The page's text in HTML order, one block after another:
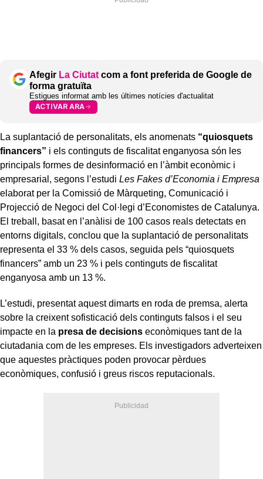
Afegir La Ciutat com a font preferida de Google de
forma gratuïta
Estigues informat amb les últimes notícies d'actualitat
ACTIVAR ARA
La suplantació de personalitats, els anomenats “quiosquets
financers” i els continguts de fiscalitat enganyosa són les
principals formes de desinformació en l’àmbit econòmic i
empresarial, segons l’estudi Les Fakes d’Economia i Empresa
elaborat per la Comissió de Màrqueting, Comunicació i
Projecció de Negoci del Col·legi d’Economistes de Catalunya.
El treball, basat en l’anàlisi de 100 casos reals detectats en
entorns digitals, conclou que la suplantació de personalitats
representa el 33 % dels casos, seguida pels “quiosquets
financers” amb un 23 % i pels continguts de fiscalitat
enganyosa amb un 13 %.
L’estudi, presentat aquest dimarts en roda de premsa, alerta
sobre la creixent sofisticació dels continguts falsos i el seu
impacte en la presa de decisions econòmiques tant de la
ciutadania com de les empreses. Els investigadors adverteixen
que aquestes pràctiques poden provocar pèrdues
econòmiques, confusió i greus riscos reputacionals.